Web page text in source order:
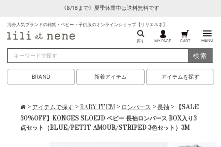
《8/16まで》夏季休業中は送料無料です
海外人気ブランドの雑貨・ベビー・子供服のオンラインショップ【リリエネネ】
探す MY PAGE CART MENU
検索
BRAND 新着アイテム アイテムを探す
> アイテムで探す> BABY ITEM> ロンパース >長袖 > 【SALE
30%OFF】KONGES SLOEJD ベビー 長袖ロンパース BOX入り3
点セット（BLUE/PETIT AMOUR/STRIPED 3色セット）3M